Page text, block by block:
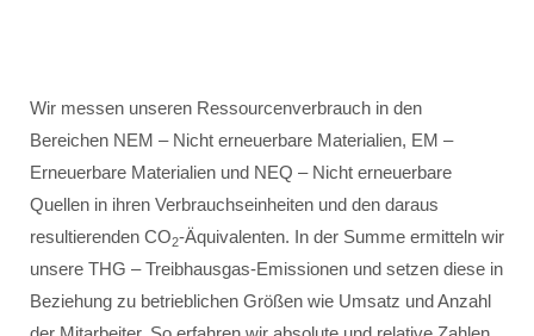
Wir messen unseren Ressourcenverbrauch in den
Bereichen NEM – Nicht erneuerbare Materialien, EM –
Erneuerbare Materialien und NEQ – Nicht erneuerbare
Quellen in ihren Verbrauchseinheiten und den daraus
resultierenden CO2-Äquivalenten. In der Summe ermitteln wir
unsere THG – Treibhausgas-Emissionen und setzen diese in
Beziehung zu betrieblichen Größen wie Umsatz und Anzahl